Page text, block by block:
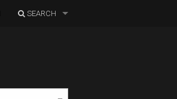
SEARCH